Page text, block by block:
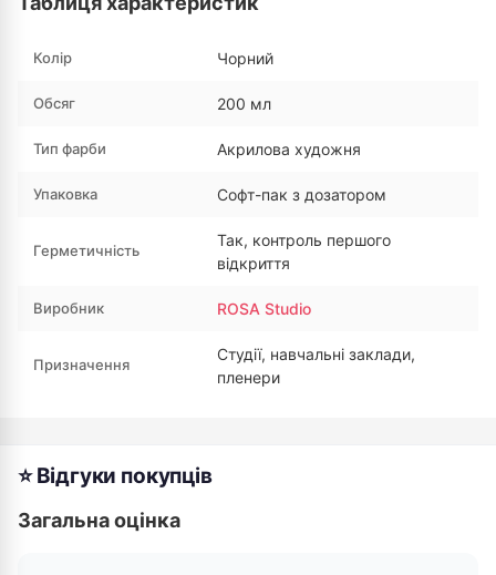
Колір Чорний
Обсяг 200 мл
Тип фарби Акрилова художня
Упаковка Софт-пак з дозатором
Герметичність
Так, контроль першого
відкриття
Виробник ROSA Studio
Призначення
Студії, навчальні заклади,
пленери
⭐ Відгуки покупців
Загальна оцінка